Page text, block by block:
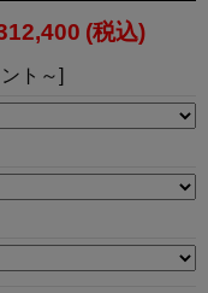
(税込)
ト～]